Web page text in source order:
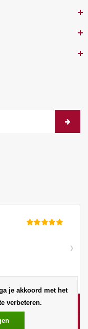
je akkoord met het
verbeteren.